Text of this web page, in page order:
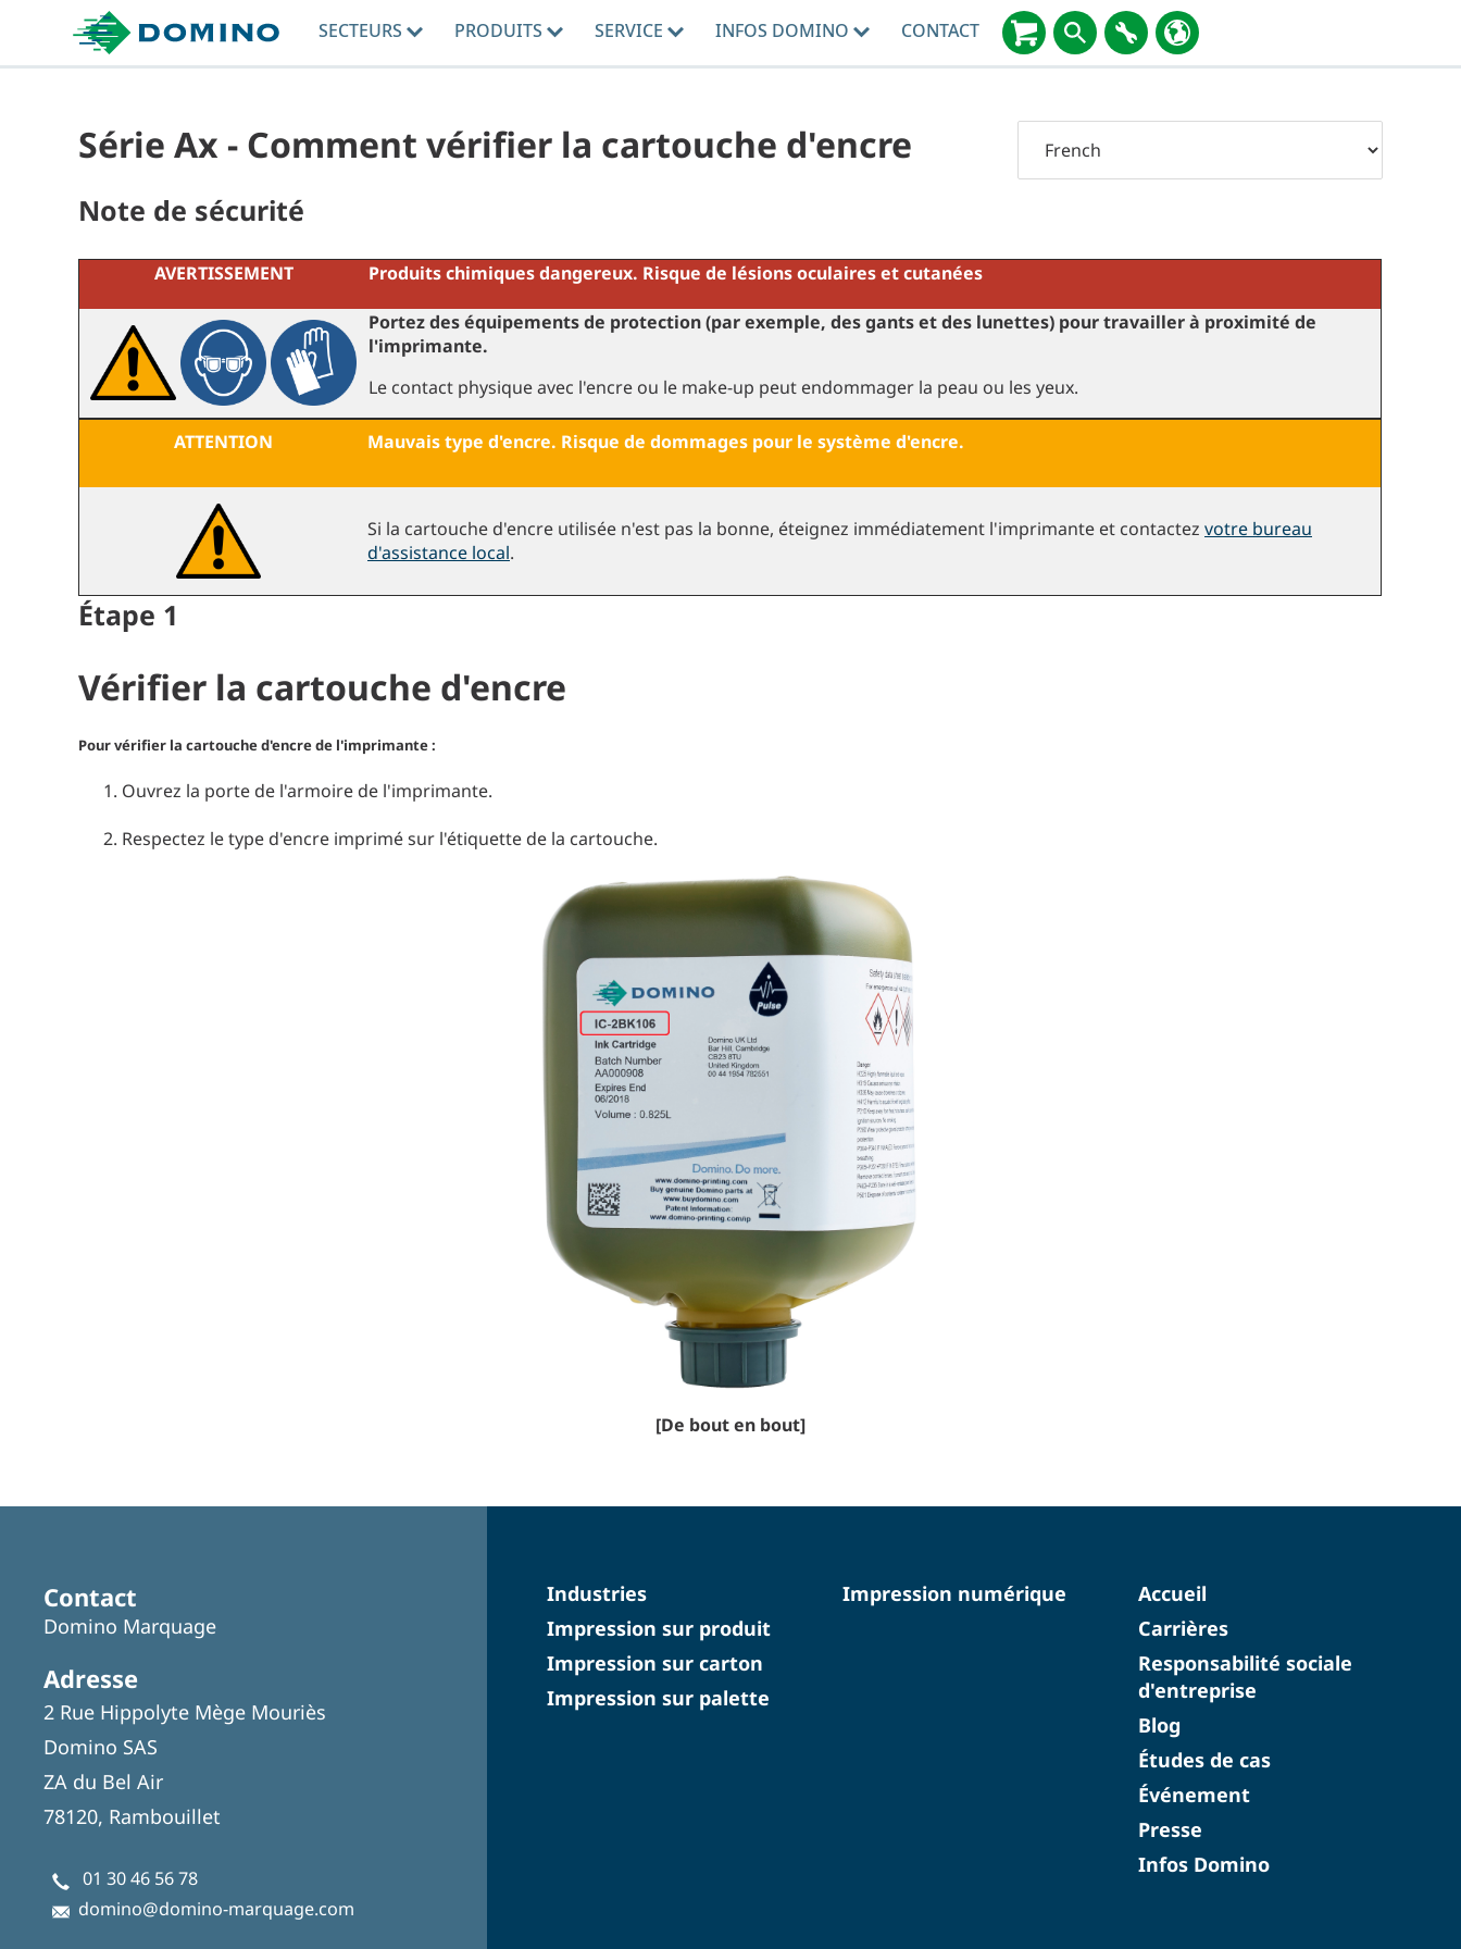
SECTEURS PRODUITS SERVICE INFOS DOMINO CONTACT
Série Ax - Comment vérifier la cartouche d'encre
Note de sécurité
AVERTISSEMENT Produits chimiques dangereux. Risque de lésions oculaires et cutanées
Portez des équipements de protection (par exemple, des gants et des lunettes) pour travailler à proximité de
l'imprimante.
Le contact physique avec l'encre ou le make-up peut endommager la peau ou les yeux.
ATTENTION Mauvais type d'encre. Risque de dommages pour le système d'encre.
Si la cartouche d'encre utilisée n'est pas la bonne, éteignez immédiatement l'imprimante et contactez votre bureau
d'assistance local.
Étape 1
Vérifier la cartouche d'encre
Pour vérifier la cartouche d'encre de l'imprimante :
Ouvrez la porte de l'armoire de l'imprimante.
Respectez le type d'encre imprimé sur l'étiquette de la cartouche.
[De bout en bout]
Contact
Domino Marquage
Adresse
2 Rue Hippolyte Mège Mouriès
Domino SAS
ZA du Bel Air
78120, Rambouillet
01 30 46 56 78
domino@domino-marquage.com
Industries
Impression sur produit
Impression sur carton
Impression sur palette
Impression numérique
Accueil
Carrières
Responsabilité sociale
d'entreprise
Blog
Études de cas
Événement
Presse
Infos Domino